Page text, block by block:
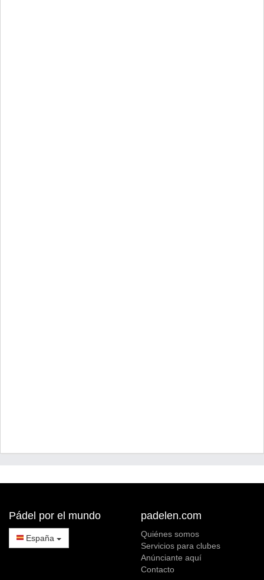
Pádel por el mundo
España
padelen.com
Quiénes somos
Servicios para clubes
Anúnciante aquí
Contacto